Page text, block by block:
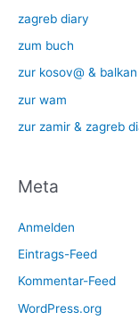
zagreb diary
zum buch
zur kosov@ &
zur wam
zur zamir & zagreb
Meta
Anmelden
Eintrags-Feed
Kommentar-Feed
WordPress.org